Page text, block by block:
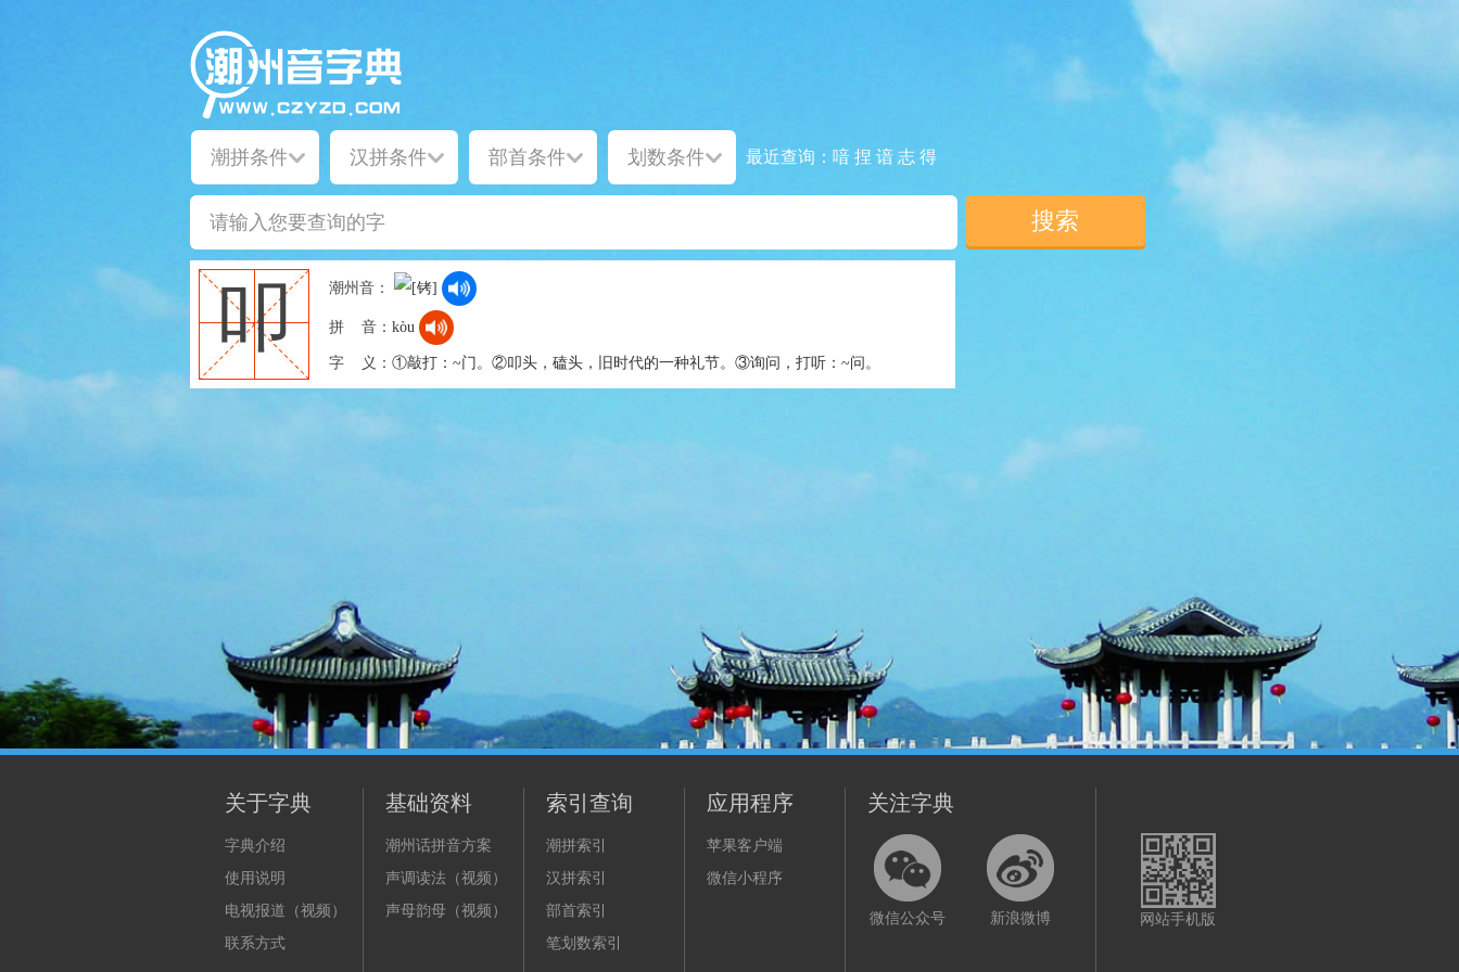
最近查询： 喑 捏 谙 志 得
叩 潮州音：
拼 音： kòu
字 义： ①敲打：~门。②叩头，磕头，旧时代的一种礼节。③询问，打听：~问。
关于字典
字典介绍
使用说明
电视报道（视频）
联系方式
基础资料
潮州话拼音方案
声调读法（视频）
声母韵母（视频）
索引查询
潮拼索引
汉拼索引
部首索引
笔划数索引
应用程序
苹果客户端
微信小程序
关注字典
微信公众号 新浪微博 网站手机版